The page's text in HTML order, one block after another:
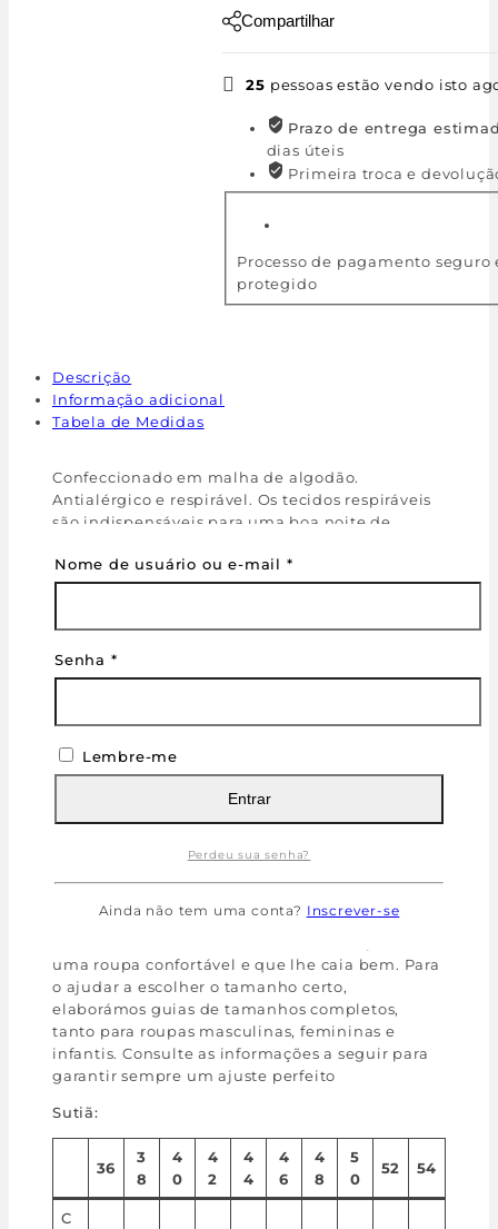
Compartilhar
25 pessoas estão vendo isto
Prazo de entrega
dias úteis
Primeira troca e
Processo de pagamento seguro
protegido
Descrição
Informação adicional
Tabela de Medidas
Confeccionado em malha de algodão.
Antialérgico e respirável. Os tecidos respiráveis
são indispensáveis para uma boa noite de
Camisola regata .
Decote quadrado,com bordados artesanais
Possui uma semi abertura funcional com fecho
em botões.
Acabamento em viés do próprio tecido no
Composição:100% algodão.
Tam: 42-52
Dimensões 10 × 10 × 10 cm
Azul Glacê,Natural
Tamanho
42,44,46,48,50,52
uma roupa confortável e que lhe caia bem. Para
o ajudar a escolher o tamanho certo,
elaborámos guias de tamanhos completos,
tanto para roupas masculinas, femininas e
infantis. Consulte as informações a seguir para
garantir sempre um ajuste perfeito
Sutiã:
36
3
8
4
0
4
2
4
4
4
6
4
8
5
0
52 54
C
Nome de usuário ou e-mail *
Senha *
Lembre-me
Entrar
Perdeu sua senha?
Ainda não tem uma conta? Inscrever-se